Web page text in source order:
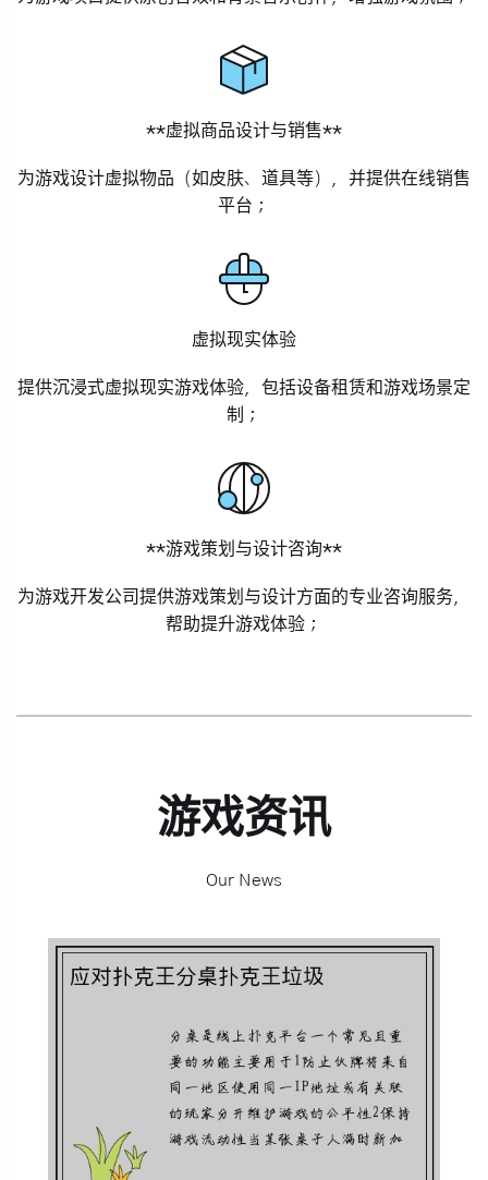
**虚拟商品设计与销售**
为游戏设计虚拟物品（如皮肤、道具等），并提供在线销售
平台；
虚拟现实体验
提供沉浸式虚拟现实游戏体验，包括设备租赁和游戏场景定
制；
**游戏策划与设计咨询**
为游戏开发公司提供游戏策划与设计方面的专业咨询服务，
帮助提升游戏体验；
游戏资讯
Our News